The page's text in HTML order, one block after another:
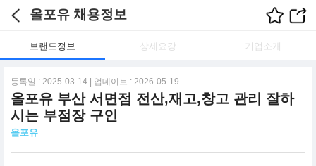
올포유 채용정보
브랜드정보 상세요강 기업소개
등록일 : 2025-03-14 | 업데이트 : 2026-05-19
올포유 부산 서면점 전산,재고,창고 관리 잘하
시는 부점장 구인
올포유